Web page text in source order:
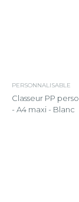
PERSONNALISABLE
Classeur PP
- A4 maxi - Blanc